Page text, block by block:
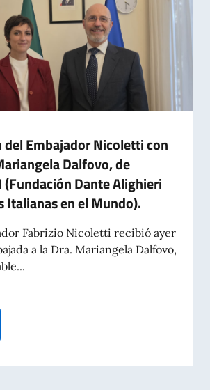
de la tragedia de Marcinelle
del Embajador Nicoletti con
Dalfovo, de
(Fundación Dante Alighieri
Italianas en el Mundo).
Fabrizio Nicoletti recibió ayer
a la Dra. Mariangela Dalfovo,
del Embajador Nicoletti con la Dra.